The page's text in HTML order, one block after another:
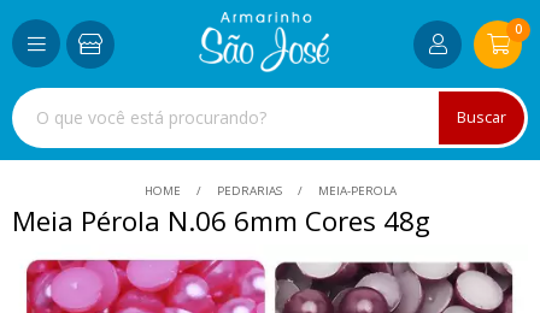
Buscar
0
HOME PEDRARIAS MEIA-PEROLA
Meia Pérola N.06 6mm Cores 48g